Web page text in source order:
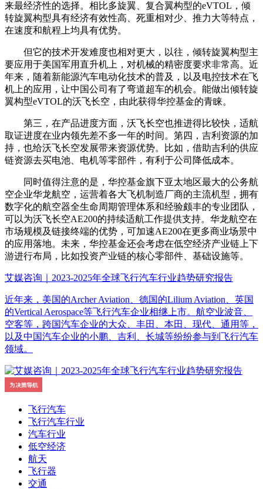
来最经济性的选择。相比多旋翼、复合翼构型的eVTOL，倾
转旋翼构型具有经济有效性高、死重相对少、推力大等特点，
在速度和航程上均具有优势。
但它的技术开发难度也相对更大，以往，倾转旋翼构型主
要应用于美国军用直升机上，对机械的精密度要求非常高。近
年来，随着新能源汽车电动化技术的普及，以及电控技术在飞
机上的应用，让中国公司有了弯道超车的机会。能做出倾转旋
翼构型eVTOL的沃飞长空，由此获得华控基金的青睐。
第三，在产品进度方面，沃飞长空也推进得比较快，适航
取证进度在业内领先差不多一年的时间。第四，吉利资源的加
持，也给沃飞长空发展带来资源优势。比如，借助吉利的供应
链资源去买电池、电机等零部件，有利于公司降低成本。
同时值得注意的是，华控基金旗下亚太地区最大的公务航
空企业华龙航空，运营着各大飞机制造厂商的主流机型，拥有
数字化的航空器全生命周期管理体系和经验颇丰的专业团队，
可以为沃飞长空AE200的持续适航工作提供支持。华龙航空在
市场规模及链接终端的优势，可加速AE200在更多商业场景中
的应用落地。未来，华控基金还会考虑在低空经济产业链上下
游进行布局，比如投资产业链的核心零部件、基础设施等。
艾媒咨询｜2023-2025年全球飞行汽车行业趋势研究报告
近年来，美国的Archer Aviation、德国的Lilium Aviation、英国
的Vertical Aerospace等飞行汽车企业相继上市。航空业波音、
空客等，跨国汽车企业的大众、丰田、本田、现代、通用等，
以及中国汽车企业的小鹏、吉利、长城等纷纷参与到飞行汽车
领域。
飞行汽车
飞行汽车行业
汽车行业
低空经济
航天
飞行器
交通